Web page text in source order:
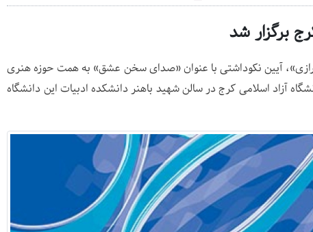
برگزار شد
آیین نکوداشتی با عنوان «صدای سخن عشق» به همت حوزه هنری
آزاد اسلامی کرج در سالن شهید باهنر دانشکده ادبیات این دانشگاه